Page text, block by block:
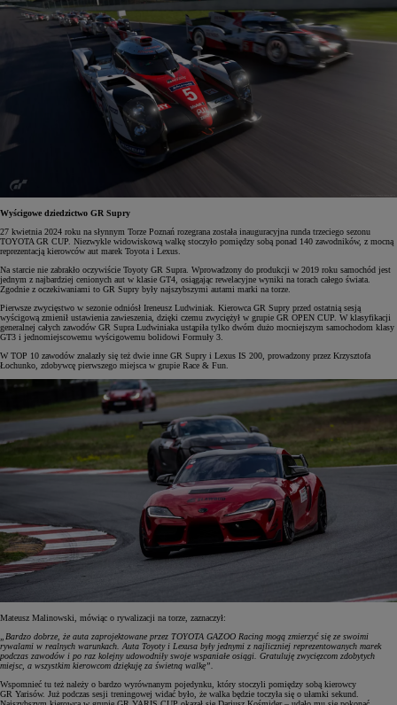
Wyścigowe dziedzictwo GR Supry
27 kwietnia 2024 roku na słynnym Torze Poznań rozegrana została inauguracyjna runda trzeciego sezonu
TOYOTA GR CUP. Niezwykle widowiskową walkę stoczyło pomiędzy sobą ponad 140 zawodników, z mocną
reprezentacją kierowców aut marek Toyota i Lexus.
Na starcie nie zabrakło oczywiście Toyoty GR Supra. Wprowadzony do produkcji w 2019 roku samochód jest
jednym z najbardziej cenionych aut w klasie GT4, osiągając rewelacyjne wyniki na torach całego świata.
Zgodnie z oczekiwaniami to GR Supry były najszybszymi autami marki na torze.
Pierwsze zwycięstwo w sezonie odniósł Ireneusz Ludwiniak. Kierowca GR Supry przed ostatnią sesją
wyścigową zmienił ustawienia zawieszenia, dzięki czemu zwyciężył w grupie GR OPEN CUP. W klasyfikacji
generalnej całych zawodów GR Supra Ludwiniaka ustąpiła tylko dwóm dużo mocniejszym samochodom klasy
GT3 i jednomiejscowemu wyścigowemu bolidowi Formuły 3.
W TOP 10 zawodów znalazły się też dwie inne GR Supry i Lexus IS 200, prowadzony przez Krzysztofa
Łochunko, zdobywcę pierwszego miejsca w grupie Race & Fun.
Mateusz Malinowski, mówiąc o rywalizacji na torze, zaznaczył:
„Bardzo dobrze, że auta zaprojektowane przez TOYOTA GAZOO Racing mogą zmierzyć się ze swoimi
rywalami w realnych warunkach. Auta Toyoty i Lexusa były jednymi z najliczniej reprezentowanych marek
podczas zawodów i po raz kolejny udowodniły swoje wspaniałe osiągi. Gratuluję zwycięzcom zdobytych
miejsc, a wszystkim kierowcom dziękuję za świetną walkę”.
Wspomnieć tu też należy o bardzo wyrównanym pojedynku, który stoczyli pomiędzy sobą kierowcy
GR Yarisów. Już podczas sesji treningowej widać było, że walka będzie toczyła się o ułamki sekund.